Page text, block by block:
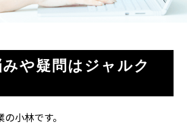
や疑問はジャルク
小林です。